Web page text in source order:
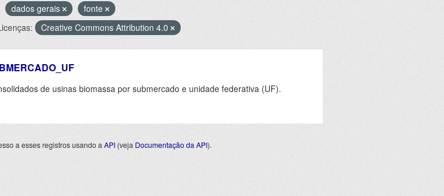
dados gerais
fonte
Creative Commons Attribution 4.0
de usinas biomassa por submercado e unidade federativa (UF).
a esses registros usando a API (veja Documentação da API).